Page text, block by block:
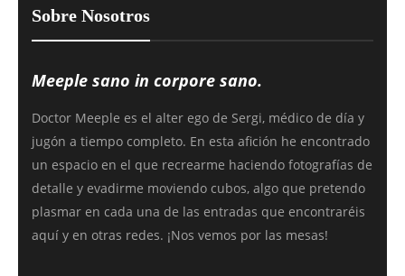
Sobre Nosotros
Meeple sano in corpore sano.
Doctor Meeple es el alter ego de Sergi, médico de día y
jugón a tiempo completo. En esta afición he encontrado
un espacio en el que recrearme haciendo fotografías de
detalle y evadirme moviendo cubos, algo que pretendo
plasmar en cada una de las entradas que encontraréis
aquí y en otras redes. ¡Nos vemos por las mesas!